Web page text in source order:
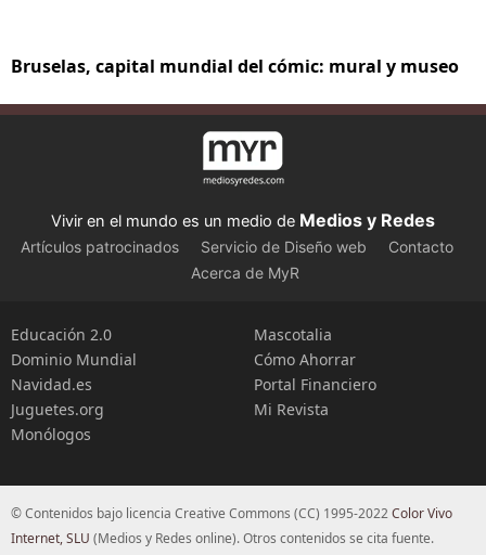
Bruselas, capital mundial del cómic: mural y museo
Vivir en el mundo es un medio de Medios y Redes
Artículos patrocinados Servicio de Diseño web
Contacto
Acerca de MyR
Educación 2.0
Dominio Mundial
Navidad.es
Juguetes.org
Monólogos
Mascotalia
Cómo Ahorrar
Portal Financiero
Mi Revista
© Contenidos bajo licencia Creative Commons (CC) 1995-2022Color Vivo
Internet, SLU (Medios y Redes online). Otros contenidos se cita fuente.